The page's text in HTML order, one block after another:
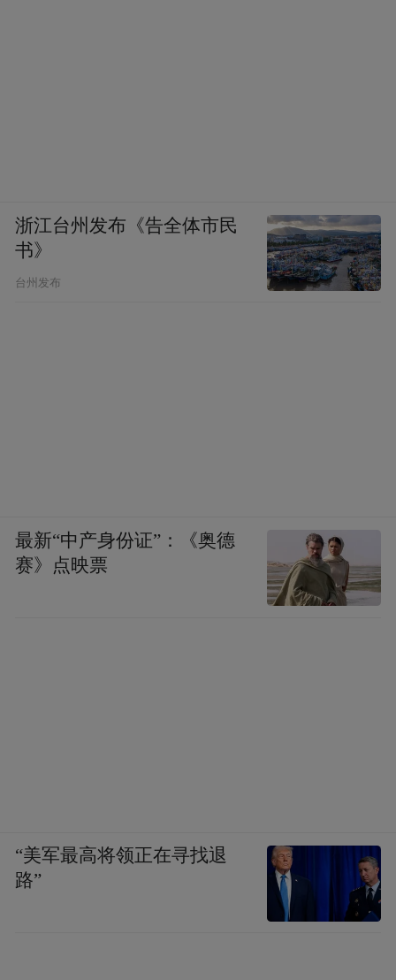
浙江台州发布《告全体市民
书》
台州发布
最新“中产身份证”：《奥德
赛》点映票
“美军最高将领正在寻找退
路”